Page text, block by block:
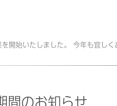
始いたしました。 今年も宜しく
間のお知らせ